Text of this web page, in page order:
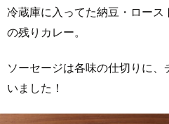
冷蔵庫に入ってた納豆・ロース
の残りカレー。
ソーセージは各味の仕切りに
いました！